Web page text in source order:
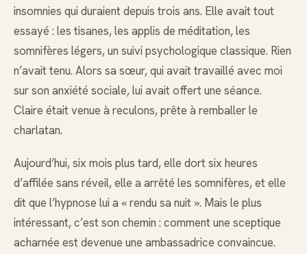
insomnies qui duraient depuis trois ans. Elle avait tout
essayé : les tisanes, les applis de méditation, les
somnifères légers, un suivi psychologique classique. Rien
n’avait tenu. Alors sa sœur, qui avait travaillé avec moi
sur son anxiété sociale, lui avait offert une séance.
Claire était venue à reculons, prête à remballer le
charlatan.
Aujourd’hui, six mois plus tard, elle dort six heures
d’affilée sans réveil, elle a arrêté les somnifères, et elle
dit que l’hypnose lui a « rendu sa nuit ». Mais le plus
intéressant, c’est son chemin : comment une sceptique
acharnée est devenue une ambassadrice convaincue.